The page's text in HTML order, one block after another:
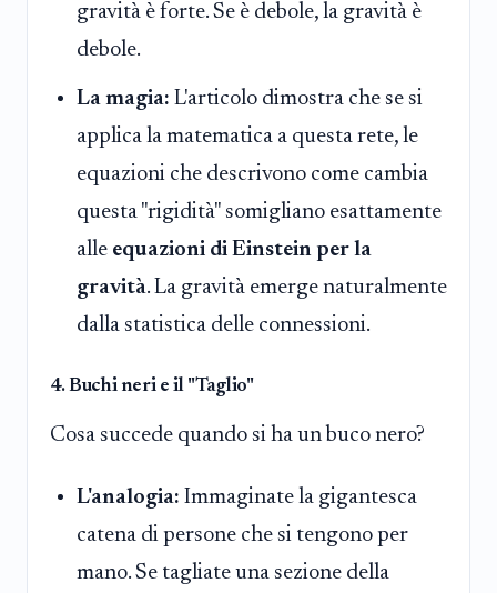
gravità è forte. Se è debole, la gravità è
debole.
La magia: L'articolo dimostra che se si
applica la matematica a questa rete, le
equazioni che descrivono come cambia
questa "rigidità" somigliano esattamente
alle equazioni di Einstein per la
gravità. La gravità emerge naturalmente
dalla statistica delle connessioni.
4. Buchi neri e il "Taglio"
Cosa succede quando si ha un buco nero?
L'analogia: Immaginate la gigantesca
catena di persone che si tengono per
mano. Se tagliate una sezione della